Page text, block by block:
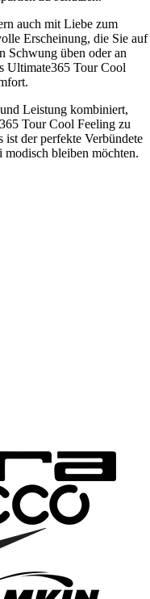
auch mit Liebe zum
Erscheinung, die Sie auf
Schwung üben oder an
Ultimate365 Tour Cool
Leistung kombiniert,
Tour Cool Feeling zu
der perfekte Verbündete
bleiben möchten.